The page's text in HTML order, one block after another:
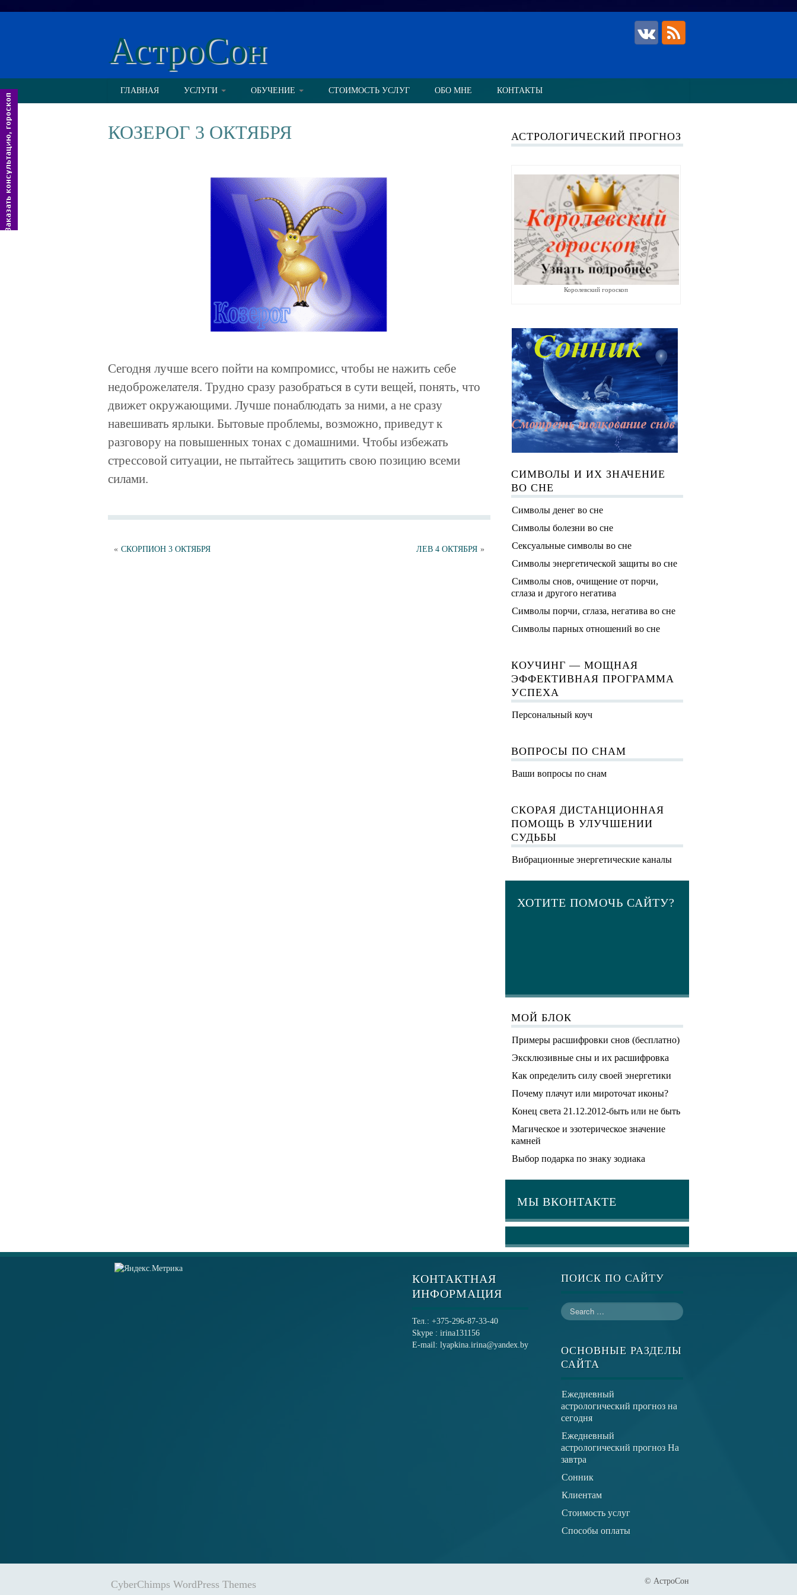
АстроСон
ГЛАВНАЯ УСЛУГИ ОБУЧЕНИЕ СТОИМОСТЬ УСЛУГ ОБО МНЕ КОНТАКТЫ
КОЗЕРОГ 3 ОКТЯБРЯ
Сегодня лучше всего пойти на компромисс, чтобы не нажить себе
недоброжелателя. Трудно сразу разобраться в сути вещей, понять, что
движет окружающими. Лучше понаблюдать за ними, а не сразу
навешивать ярлыки. Бытовые проблемы, возможно, приведут к
разговору на повышенных тонах с домашними. Чтобы избежать
стрессовой ситуации, не пытайтесь защитить свою позицию всеми
силами.
« СКОРПИОН 3 ОКТЯБРЯ ЛЕВ 4 ОКТЯБРЯ »
АСТРОЛОГИЧЕСКИЙ ПРОГНОЗ
Королевский гороскоп
СИМВОЛЫ И ИХ ЗНАЧЕНИЕ
ВО СНЕ
Символы денег во сне
Символы болезни во сне
Сексуальные символы во сне
Символы энергетической защиты во сне
Символы снов, очищение от порчи,
сглаза и другого негатива
Символы порчи, сглаза, негатива во сне
Символы парных отношений во сне
КОУЧИНГ — МОЩНАЯ
ЭФФЕКТИВНАЯ ПРОГРАММА
УСПЕХА
Персональный коуч
ВОПРОСЫ ПО СНАМ
Ваши вопросы по снам
СКОРАЯ ДИСТАНЦИОННАЯ
ПОМОЩЬ В УЛУЧШЕНИИ
СУДЬБЫ
Вибрационные энергетические каналы
ХОТИТЕ ПОМОЧЬ САЙТУ?
МОЙ БЛОК
Примеры расшифровки снов (бесплатно)
Эксклюзивные сны и их расшифровка
Как определить силу своей энергетики
Почему плачут или мироточат иконы?
Конец света 21.12.2012-быть или не быть
Магическое и эзотерическое значение
камней
Выбор подарка по знаку зодиака
МЫ ВКОНТАКТЕ
КОНТАКТНАЯ
ИНФОРМАЦИЯ
Тел.: +375-296-87-33-40
Skype : irina131156
E-mail: lyapkina.irina@yandex.by
ПОИСК ПО САЙТУ
ОСНОВНЫЕ РАЗДЕЛЫ
САЙТА
Ежедневный
астрологический прогноз на
сегодня
Ежедневный
астрологический прогноз На
завтра
Сонник
Клиентам
Стоимость услуг
Способы оплаты
CyberChimps WordPress Themes © АстроСон